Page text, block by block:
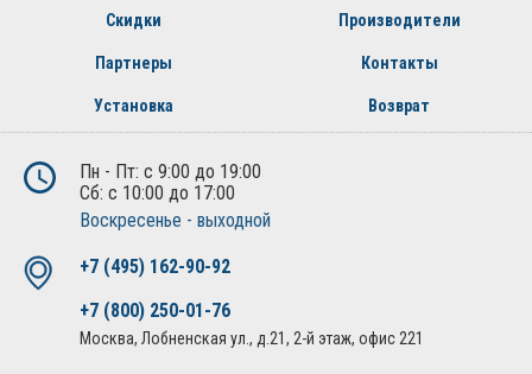
Скидки Производители
Партнеры Контакты
Установка Возврат
Пн - Пт: с 9:00 до 19:00
Сб: с 10:00 до 17:00
Воскресенье - выходной
+7 (495) 162-90-92
+7 (800) 250-01-76
Москва, Лобненская ул., д.21, 2-й этаж, офис 221